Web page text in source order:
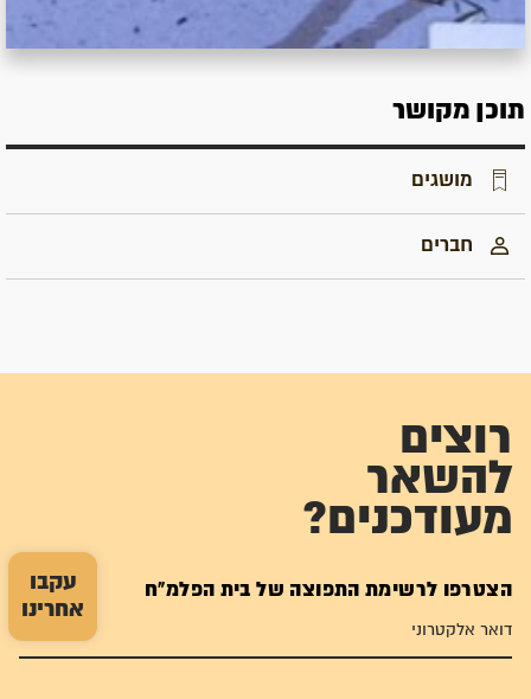
עקבו
אחרינו
תוכן מקושר
מושגים
חברים
רוצים
להשאר
מעודכנים?
הצטרפו לרשימת התפוצה של בית הפלמ"ח